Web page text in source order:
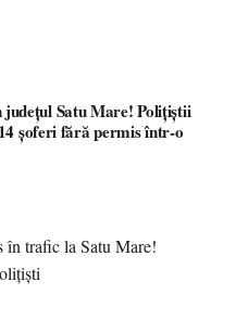
Satu Mare! Polițiștii
șoferi fără permis într-o